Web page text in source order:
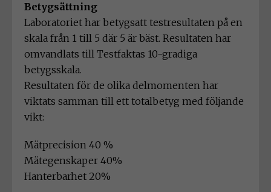
Betygsättning
Laboratoriet har betygsatt testresultaten på en
skala från 1 till 5 där 5 är bäst. Resultaten har
omvandlats till Testfaktas 10-gradiga
betygsskala.
Resultaten för de olika delmomenten har
viktats samman till ett totalbetyg med följande
vikt:
Mätprecision 40 %
Mätegenskaper 40%
Hanterbarhet 20%